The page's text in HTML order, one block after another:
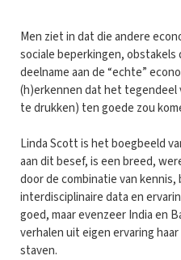
Men ziet in dat die andere
sociale beperkingen,
deelname aan de “echte”
(h)erkennen dat het tegendeel
te drukken) ten goede zou
Linda Scott is het boegbeeld
aan dit besef, is een breed,
door de combinatie van kennis,
interdisciplinaire data en
goed, maar evenzeer India en
verhalen uit eigen ervaring
staven.